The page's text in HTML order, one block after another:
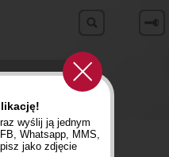
wyślij ją jednym
Whatsapp, MMS,
jako zdjęcie
ZNAJDŹ